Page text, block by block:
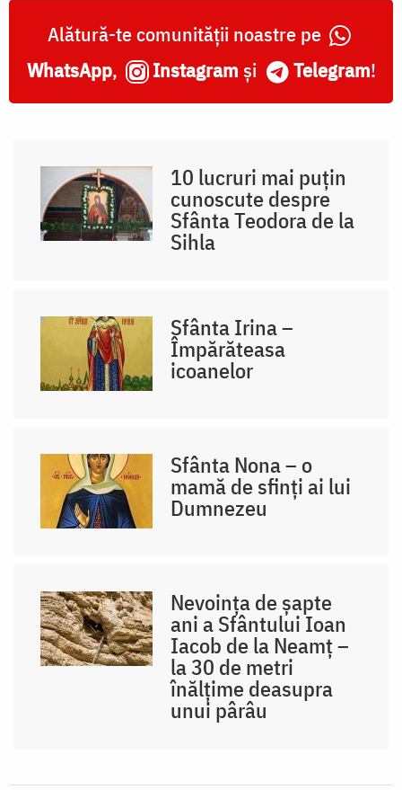
Alătură-te comunității noastre pe
WhatsApp, Instagram și Telegram!
10 lucruri mai puțin
cunoscute despre
Sfânta Teodora de la
Sihla
Sfânta Irina –
Împărăteasa
icoanelor
Sfânta Nona – o
mamă de sfinți ai lui
Dumnezeu
Nevoința de șapte
ani a Sfântului Ioan
Iacob de la Neamț –
la 30 de metri
înălțime deasupra
unui pârâu